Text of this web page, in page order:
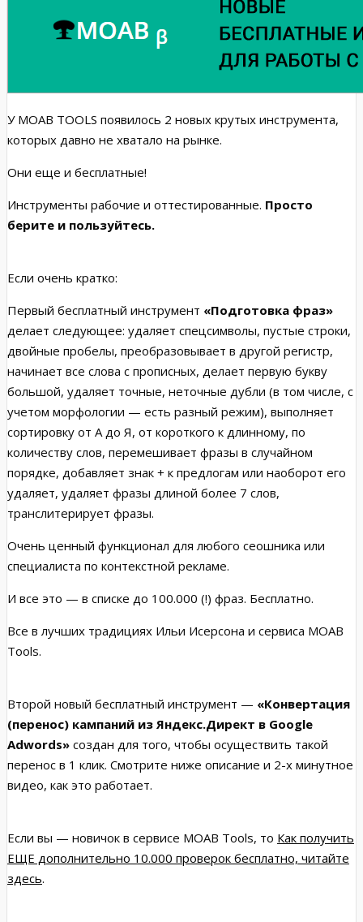
У MOAB TOOLS появилось 2 новых крутых инструмента,
которых давно не хватало на рынке.
Они еще и бесплатные!
Инструменты рабочие и оттестированные. Просто
берите и пользуйтесь.
Если очень кратко:
Первый бесплатный инструмент «Подготовка фраз»
делает следующее: удаляет спецсимволы, пустые строки,
двойные пробелы, преобразовывает в другой регистр,
начинает все слова с прописных, делает первую букву
большой, удаляет точные, неточные дубли (в том числе, с
учетом морфологии — есть разный режим), выполняет
сортировку от А до Я, от короткого к длинному, по
количеству слов, перемешивает фразы в случайном
порядке, добавляет знак + к предлогам или наоборот его
удаляет, удаляет фразы длиной более 7 слов,
транслитерирует фразы.
Очень ценный функционал для любого сеошника или
специалиста по контекстной рекламе.
И все это — в списке до 100.000 (!) фраз. Бесплатно.
Все в лучших традициях Ильи Исерсона и сервиса MOAB
Tools.
Второй новый бесплатный инструмент — «Конвертация
(перенос) кампаний из Яндекс.Директ в Google
Adwords» создан для того, чтобы осуществить такой
перенос в 1 клик. Смотрите ниже описание и 2-х минутное
видео, как это работает.
Если вы — новичок в сервисе MOAB Tools, то Как получить
ЕЩЕ дополнительно 10.000 проверок бесплатно, читайте
здесь.